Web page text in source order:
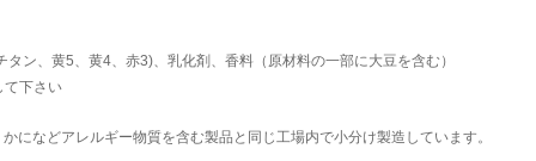
ン、黄5、黄4、赤3)、乳化剤、香料（原材料の一部に大豆を含む）
て下さい
などアレルギー物質を含む製品と同じ工場内で小分け製造しています。